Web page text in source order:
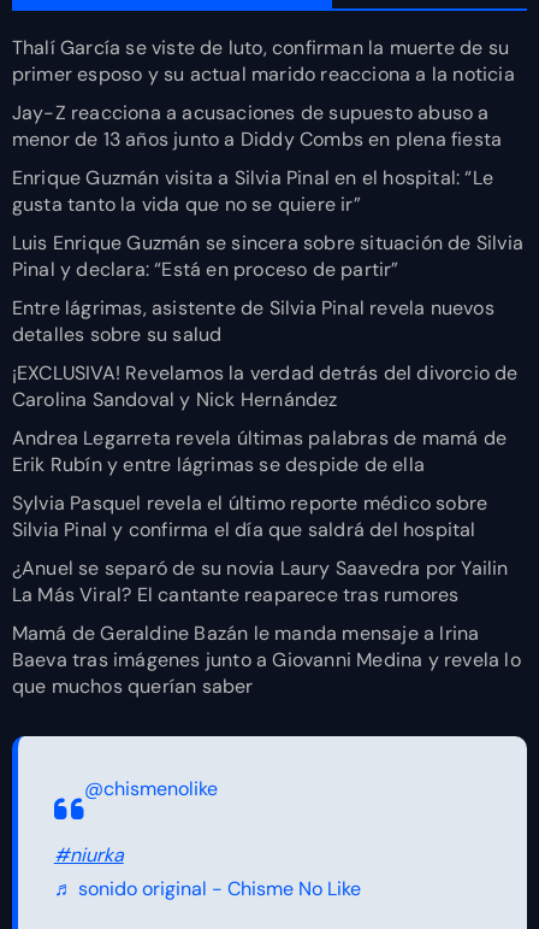
Thalí García se viste de luto, confirman la muerte de su
primer esposo y su actual marido reacciona a la noticia
Jay-Z reacciona a acusaciones de supuesto abuso a
menor de 13 años junto a Diddy Combs en plena fiesta
Enrique Guzmán visita a Silvia Pinal en el hospital: “Le
gusta tanto la vida que no se quiere ir”
Luis Enrique Guzmán se sincera sobre situación de Silvia
Pinal y declara: “Está en proceso de partir”
Entre lágrimas, asistente de Silvia Pinal revela nuevos
detalles sobre su salud
¡EXCLUSIVA! Revelamos la verdad detrás del divorcio de
Carolina Sandoval y Nick Hernández
Andrea Legarreta revela últimas palabras de mamá de
Erik Rubín y entre lágrimas se despide de ella
Sylvia Pasquel revela el último reporte médico sobre
Silvia Pinal y confirma el día que saldrá del hospital
¿Anuel se separó de su novia Laury Saavedra por Yailin
La Más Viral? El cantante reaparece tras rumores
Mamá de Geraldine Bazán le manda mensaje a Irina
Baeva tras imágenes junto a Giovanni Medina y revela lo
que muchos querían saber
@chismenolike
#niurka
♬ sonido original - Chisme No Like